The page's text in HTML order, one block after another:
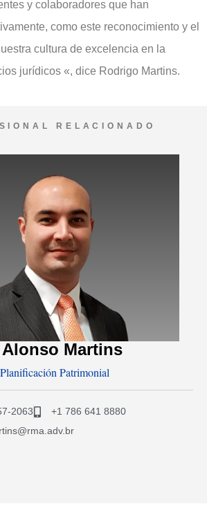
y colaboradores que han
como este reconocimiento y el
cultura de excelencia en la
jurídicos «, dice Rodrigo Martins.
RELACIONADO
Martins
Patrimonial
2063
+1 786 641 8880